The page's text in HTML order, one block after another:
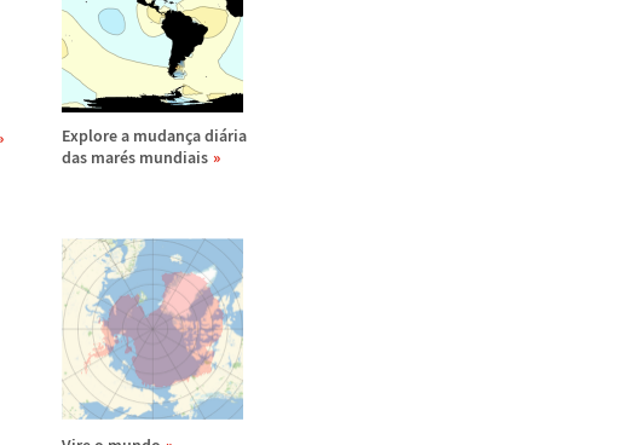
Explore a mudança diária
das marés mundiais